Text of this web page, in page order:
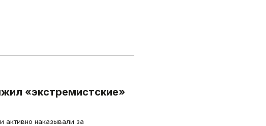
«экстремистские»
активно наказывали за